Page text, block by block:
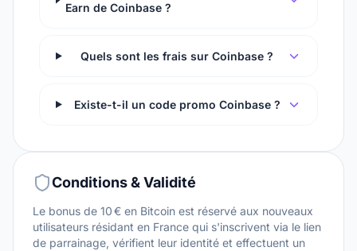
Earn de Coinbase ?
Quels sont les frais sur Coinbase ?
Existe-t-il un code promo Coinbase ?
Conditions & Validité
Le bonus de 10 € en Bitcoin est réservé aux nouveaux
utilisateurs résidant en France qui s'inscrivent via le lien
de parrainage, vérifient leur identité et effectuent un